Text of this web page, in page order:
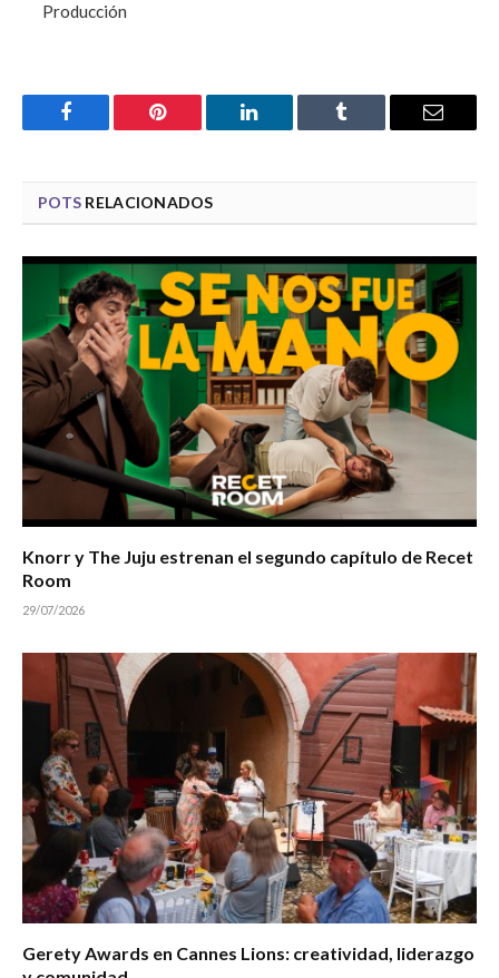
Producción
Facebook Pinterest LinkedIn Tumblr Email
POTS RELACIONADOS
Knorr y The Juju estrenan el segundo capítulo de Recet
Room
29/07/2026
Gerety Awards en Cannes Lions: creatividad, liderazgo